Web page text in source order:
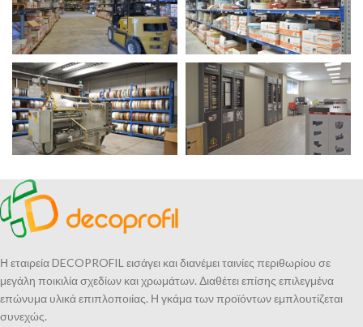
Ιδιόκτητος αποθηκευτικός χώρος 2.000m2
Μεγάλη γκάμα προϊόντων
Γρήγορες παραδόσεις
ΠΕΡΙΣΣΟΤΕΡΑ
Η εταιρεία DECOPROFIL εισάγει και διανέμει ταινίες περιθωρίου σε
μεγάλη ποικιλία σχεδίων και χρωμάτων. Διαθέτει επίσης επιλεγμένα
επώνυμα υλικά επιπλοποιίας. Η γκάμα των προϊόντων εμπλουτίζεται
συνεχώς.